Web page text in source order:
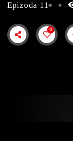
Epizoda 11
0